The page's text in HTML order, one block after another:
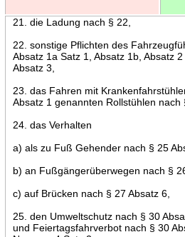
21. die Ladung nach § 22,
22. sonstige Pflichten des
Absatz 1a Satz 1, Absatz 1b, Absatz
Absatz 3,
23. das Fahren mit
Absatz 1 genannten Rollstühlen nach
24. das Verhalten
a) als zu Fuß Gehender nach § 25
b) an Fußgängerüberwegen nach §
c) auf Brücken nach § 27 Absatz 6,
25. den Umweltschutz nach § 30
und Feiertagsfahrverbot nach § 30